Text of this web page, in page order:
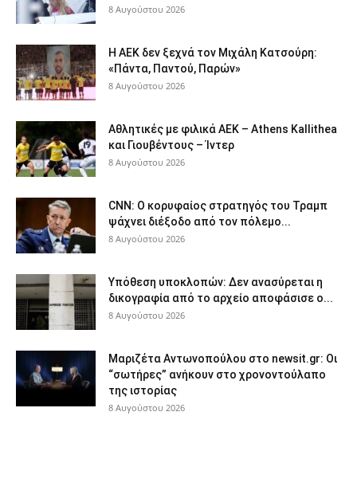
8 Αυγούστου 2026
Η ΑΕΚ δεν ξεχνά τον Μιχάλη Κατσούρη:
«Πάντα, Παντού, Παρών»
8 Αυγούστου 2026
Αθλητικές με φιλικά ΑΕΚ – Athens Kallithea
και Γιουβέντους – Ίντερ
8 Αυγούστου 2026
CNN: Ο κορυφαίος στρατηγός του Τραμπ
ψάχνει διέξοδο από τον πόλεμο...
8 Αυγούστου 2026
Υπόθεση υποκλοπών: Δεν ανασύρεται η
δικογραφία από το αρχείο αποφάσισε ο...
8 Αυγούστου 2026
Μαριζέτα Αντωνοπούλου στο newsit.gr: Οι
“σωτήρες” ανήκουν στο χρονοντούλαπο
της ιστορίας
8 Αυγούστου 2026